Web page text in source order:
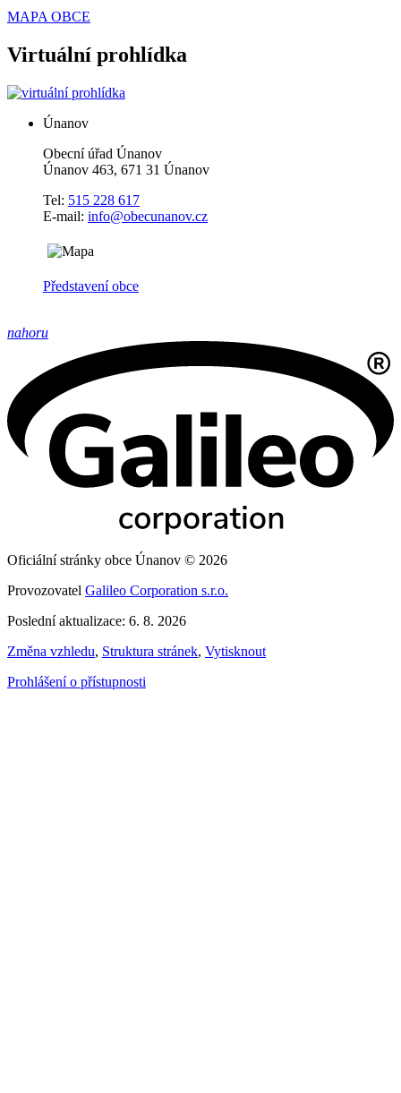
MAPA OBCE
Virtuální prohlídka
Únanov
Obecní úřad Únanov
Únanov 463, 671 31 Únanov
Tel: 515 228 617
E-mail: info@obecunanov.cz
Představení obce
nahoru
Oficiální stránky obce Únanov © 2026
Provozovatel Galileo Corporation s.r.o.
Poslední aktualizace: 6. 8. 2026
Změna vzhledu, Struktura stránek, Vytisknout
Prohlášení o přístupnosti